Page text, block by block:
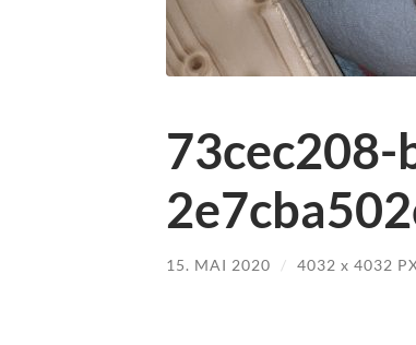
15. MAI 2020 / 4032 x 4032